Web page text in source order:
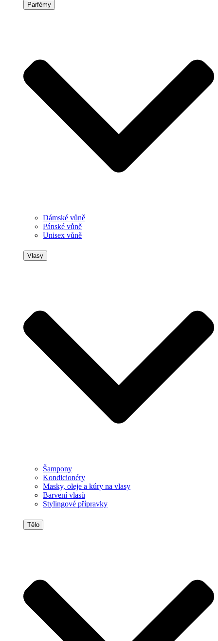
Parfémy
Dámské vůně
Pánské vůně
Unisex vůně
Vlasy
Šampony
Kondicionéry
Masky, oleje a kúry na vlasy
Barvení vlasů
Stylingové přípravky
Tělo